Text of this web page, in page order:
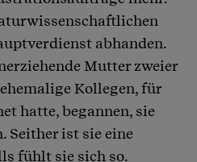
abhanden.
Mutter zweier
Kollegen, für
hatte, begannen, sie
Seither ist sie eine
fühlt sie sich so.